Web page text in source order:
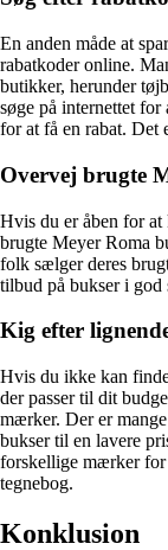
En anden måde at
rabatkoder online.
butikker, herunder
søge på internettet for
for at få en rabat. Det
Overvej brugte
Hvis du er åben for at
brugte Meyer Roma
folk sælger deres
tilbud på bukser i
Kig efter
Hvis du ikke kan
der passer til dit
mærker. Der er
bukser til en lavere
forskellige mærker for
tegnebog.
Konklusion